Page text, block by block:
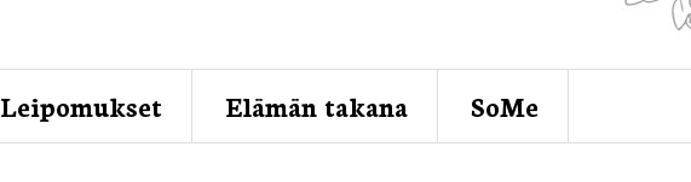
Leipomukset Elämän takana SoMe